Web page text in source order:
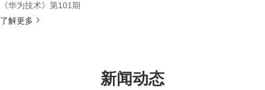
《华为技术》第101期
了解更多
新闻动态